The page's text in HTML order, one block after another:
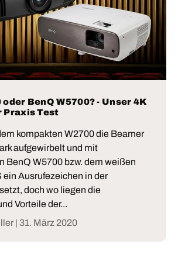
oder BenQ W5700? - Unser 4K
Praxis Test
kompakten W2700 die Beamer
aufgewirbelt und mit
BenQ W5700 bzw. dem weißen
ein Ausrufezeichen in der
doch wo liegen die
Vorteile der...
| 31. März 2020